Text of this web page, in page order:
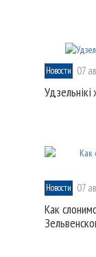
Новости 07
Новости 07
Как